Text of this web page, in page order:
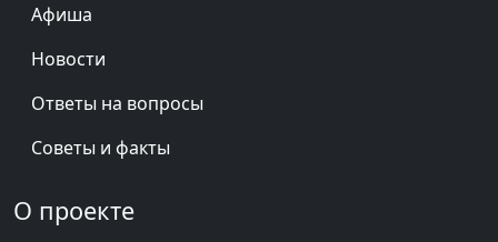
Афиша
Новости
Ответы на вопросы
Советы и факты
О проекте